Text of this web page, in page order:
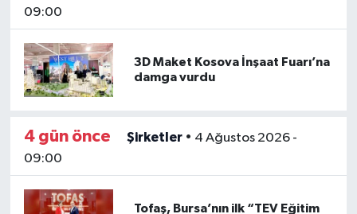
09:00
3D Maket Kosova İnşaat Fuarı’na
damga vurdu
4 gün önce Şirketler• 4 Ağustos 2026 -
09:00
Tofaş, Bursa’nın ilk “TEV Eğitim